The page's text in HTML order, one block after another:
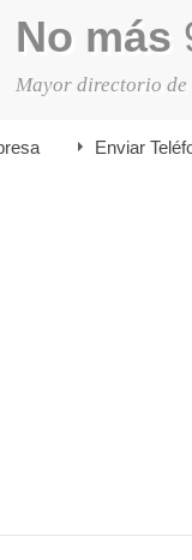
No más
Mayor directorio de
Enviar